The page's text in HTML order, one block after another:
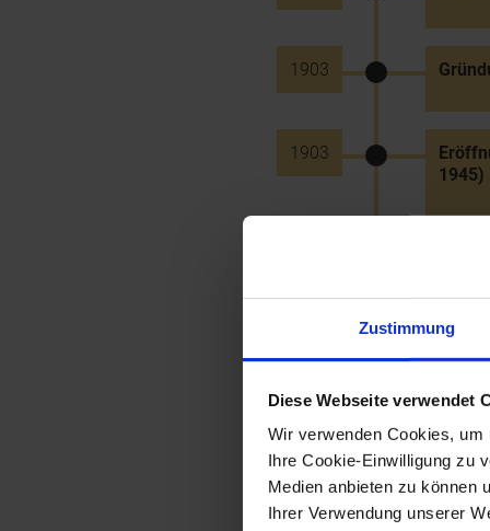
Zustimmung
Diese Webseite verwendet
Wir verwenden Cookies,
Ihre Cookie-Einwilligung zu
Medien anbieten zu können
Ihrer Verwendung unserer
1903
1903
1945)
1903
1903